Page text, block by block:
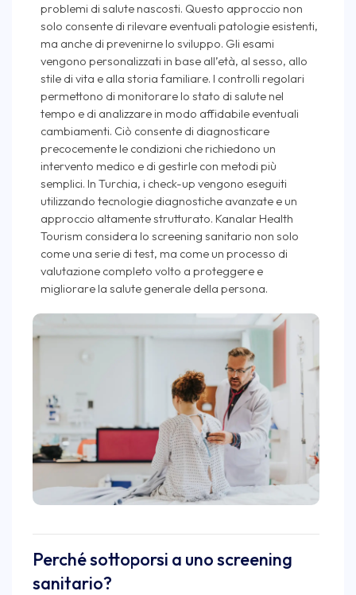
problemi di salute nascosti. Questo approccio non
solo consente di rilevare eventuali patologie esistenti,
ma anche di prevenirne lo sviluppo. Gli esami
vengono personalizzati in base all’età, al sesso, allo
stile di vita e alla storia familiare. I controlli regolari
permettono di monitorare lo stato di salute nel
tempo e di analizzare in modo affidabile eventuali
cambiamenti. Ciò consente di diagnosticare
precocemente le condizioni che richiedono un
intervento medico e di gestirle con metodi più
semplici. In Turchia, i check-up vengono eseguiti
utilizzando tecnologie diagnostiche avanzate e un
approccio altamente strutturato. Kanalar Health
Tourism considera lo screening sanitario non solo
come una serie di test, ma come un processo di
valutazione completo volto a proteggere e
migliorare la salute generale della persona.
Perché sottoporsi a uno screening
sanitario?